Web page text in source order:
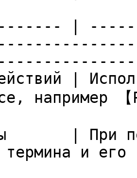
|
|
например 【
| При
термина и его